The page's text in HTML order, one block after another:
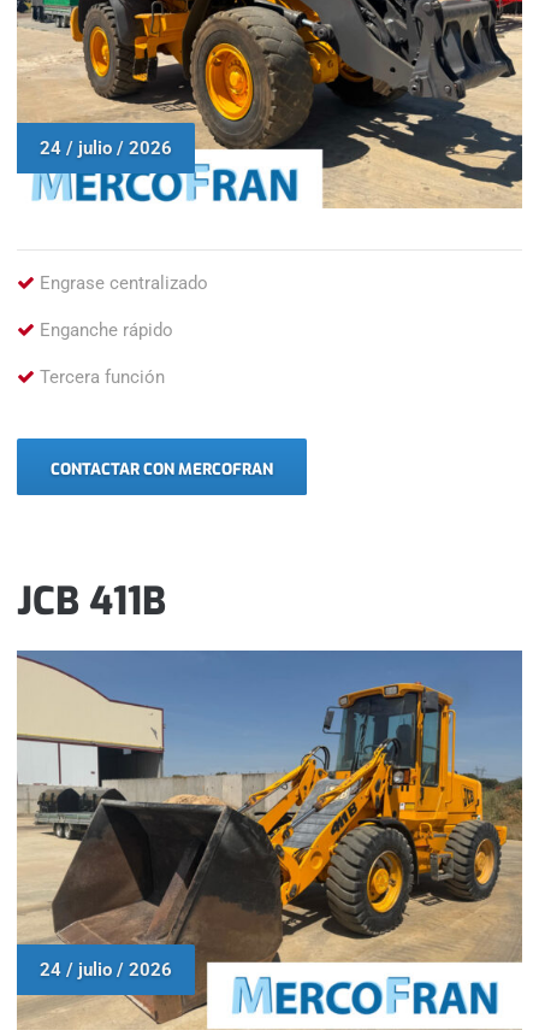
24 / julio / 2026
Engrase centralizado
Enganche rápido
Tercera función
CONTACTAR CON MERCOFRAN
JCB 411B
24 / julio / 2026